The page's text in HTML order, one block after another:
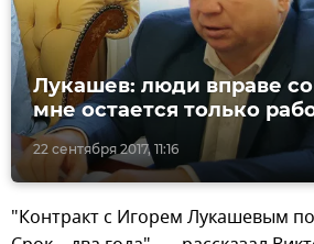
22 сентября 2017, 11:16
Лукашев: люди вправе
мне остается только
"Контракт с Игорем Лукашевым